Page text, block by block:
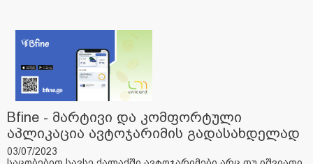
Bfine - მარტივი და კომფორტული
აპლიკაცია ავტოჯარიმის გადასახდელად
03/07/2023